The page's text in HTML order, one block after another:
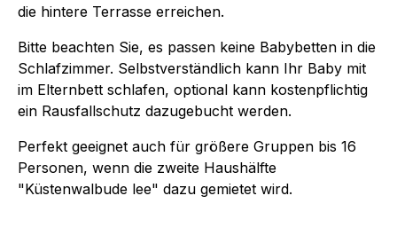
die hintere Terrasse erreichen.
Bitte beachten Sie, es passen keine Babybetten in die
Schlafzimmer. Selbstverständlich kann Ihr Baby mit
im Elternbett schlafen, optional kann kostenpflichtig
ein Rausfallschutz dazugebucht werden.
Perfekt geeignet auch für größere Gruppen bis 16
Personen, wenn die zweite Haushälfte
"Küstenwalbude lee" dazu gemietet wird.